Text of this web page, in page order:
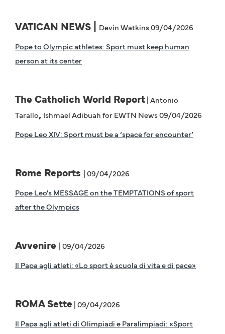
VATICAN NEWS |
Devin Watkins 09/04/2026
Pope to Olympic athletes: Sport must keep human
person at its center
The Catholich World Report| Antonio
Tarallo, Ishmael Adibuah for EWTN News 09/04/2026
Pope Leo XIV: Sport must be a ‘space for encounter’
Rome Reports | 09/04/2026
Pope Leo's MESSAGE on the TEMPTATIONS of sport
after the Olympics
Avvenire | 09/04/2026
Il Papa agli atleti: «Lo sport è scuola di vita e di pace»
ROMA Sette | 09/04/2026
Il Papa agli atleti di Olimpiadi e Paralimpiadi: «Sport